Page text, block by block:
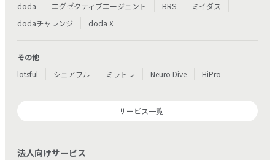
doda
エグゼクティブエージェント BRS
ミイダス
dodaチャレンジ
doda X
その他
lotsful
シェアフル ミラトレ Neuro Dive HiPro
サービス一覧
法人向けサービス